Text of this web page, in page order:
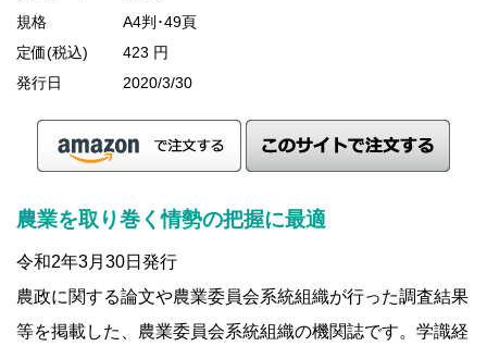
規格
A4判･49頁
定価(税込)
423 円
発行日
2020/3/30
農業を取り巻く情勢の把握に最適
令和2年3月30日発行
農政に関する論文や農業委員会系統組織が行った調査結果
等を掲載した、農業委員会系統組織の機関誌です。学識経